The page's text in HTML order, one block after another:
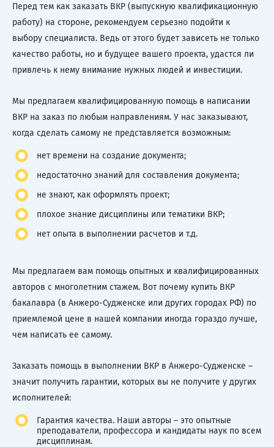
Перед тем как заказать ВКР (выпускную квалификационную
работу) на стороне, рекомендуем серьезно подойти к
выбору специалиста. Ведь от этого будет зависеть не только
качество работы, но и будущее вашего проекта, удастся ли
привлечь к нему внимание нужных людей и инвестиции.
Мы предлагаем квалифицированную помощь в написании
ВКР на заказ по любым направлениям. У нас заказывают,
когда сделать самому не представляется возможным:
нет времени на создание документа;
недостаточно знаний для составления документа;
не знают, как оформлять проект;
плохое знание дисциплины или тематики ВКР;
нет опыта в выполнении расчетов и т.д.
Мы предлагаем вам помощь опытных и квалифицированных
авторов с многолетним стажем. Вот почему купить ВКР
бакалавра (в Анжеро-Судженске или других городах РФ) по
приемлемой цене в нашей компании иногда гораздо лучше,
чем написать ее самому.
Заказать помощь в выполнении ВКР в Анжеро-Судженске –
значит получить гарантии, которых вы не получите у других
исполнителей:
Гарантия качества. Наши авторы – это опытные
преподаватели, профессора и кандидаты наук по всем
дисциплинам.